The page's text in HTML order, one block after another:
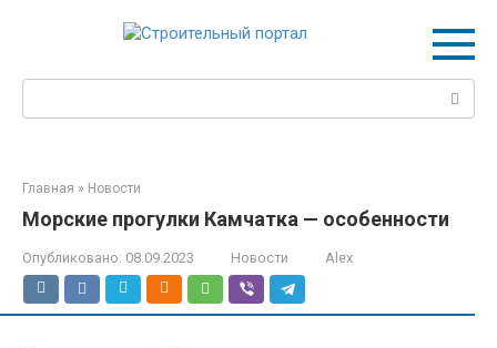
Поиск:
Главная » Новости
Морские прогулки Камчатка — особенности
Опубликовано: 08.09.2023 Новости Alex